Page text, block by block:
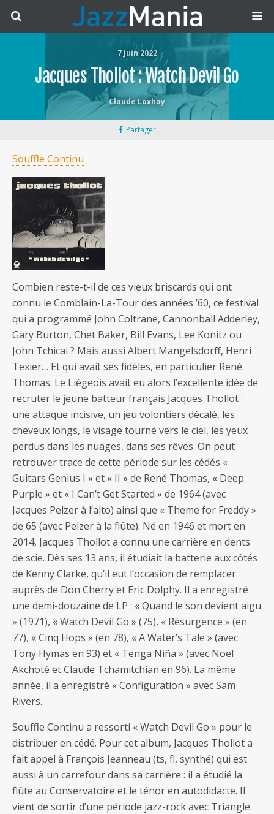
7 Juin 2022
Jacques Thollot : Watch Devil Go
Claude Loxhay
Partager
Souffle Continu
Combien reste-t-il de ces vieux briscards qui ont
connu le Comblain-La-Tour des années ’60, ce festival
qui a programmé John Coltrane, Cannonball Adderley,
Gary Burton, Chet Baker, Bill Evans, Lee Konitz ou
John Tchicai ? Mais aussi Albert Mangelsdorff, Henri
Texier… Et qui avait ses fidèles, en particulier René
Thomas. Le Liégeois avait eu alors l’excellente idée de
recruter le jeune batteur français Jacques Thollot :
une attaque incisive, un jeu volontiers décalé, les
cheveux longs, le visage tourné vers le ciel, les yeux
perdus dans les nuages, dans ses rêves. On peut
retrouver trace de cette période sur les cédés «
Guitars Genius I » et « II » de René Thomas, « Deep
Purple » et « I Can’t Get Started » de 1964 (avec
Jacques Pelzer à l’alto) ainsi que « Theme for Freddy »
de 65 (avec Pelzer à la flûte). Né en 1946 et mort en
2014, Jacques Thollot a connu une carrière en dents
de scie. Dès ses 13 ans, il étudiait la batterie aux côtés
de Kenny Clarke, qu’il eut l’occasion de remplacer
auprès de Don Cherry et Eric Dolphy. Il a enregistré
une demi-douzaine de LP : « Quand le son devient aigu
» (1971), « Watch Devil Go » (75), « Résurgence » (en
77), « Cinq Hops » (en 78), « A Water’s Tale » (avec
Tony Hymas en 93) et « Tenga Niña » (avec Noel
Akchoté et Claude Tchamitchian en 96). La même
année, il a enregistré « Configuration » avec Sam
Rivers.
Souffle Continu a ressorti « Watch Devil Go » pour le
distribuer en cédé. Pour cet album, Jacques Thollot a
fait appel à François Jeanneau (ts, fl, synthé) qui est
aussi à un carrefour dans sa carrière : il a étudié la
flûte au Conservatoire et le ténor en autodidacte. Il
vient de sortir d’une période jazz-rock avec Triangle